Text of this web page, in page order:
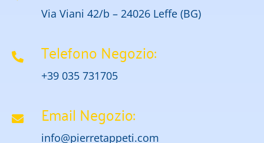
Via Viani 42/b – 24026 Leffe (BG)
Telefono Negozio:
+39 035 731705
Email Negozio:
info@pierretappeti.com